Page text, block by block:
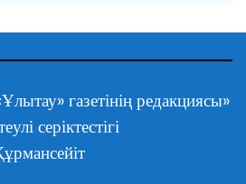
газетінің редакциясы»
серіктестігі